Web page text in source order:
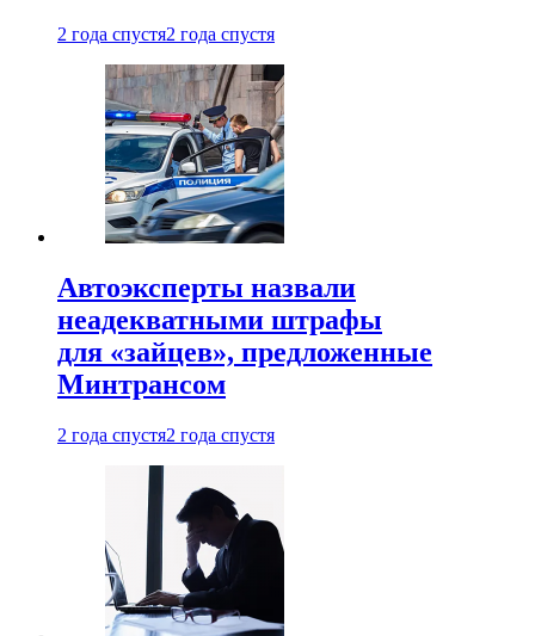
2 года спустя2 года спустя
Автоэксперты назвали
неадекватными штрафы
для «зайцев», предложенные
Минтрансом
2 года спустя2 года спустя